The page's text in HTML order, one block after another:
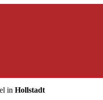
in Hollstadt